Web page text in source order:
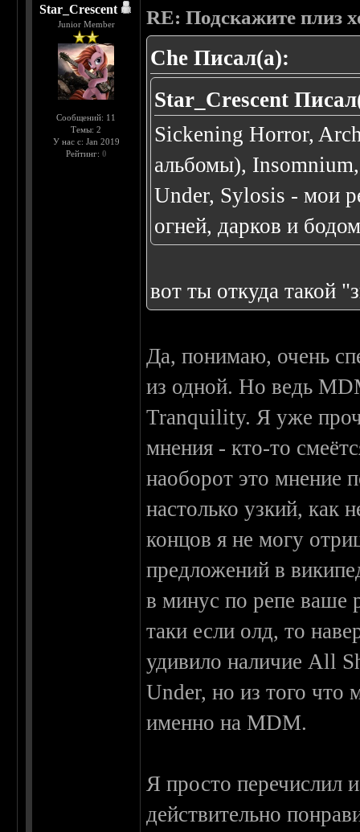
Star_Crescent
Junior Member
Сообщений: 11
Темы: 2
У нас с: Jan 2019
Рейтинг: 0
RE: Подскажите плиз
Che Писал(а):
Star_Crescent
Sickening Horror,
альбомы),
Under, Sylosis - мои
огней, дарков и
вот ты откуда такой
Да, понимаю, очень
из одной. Но ведь
Tranquility. Я уже
мнения - кто-то
наоборот это мнение
настолько узкий, как
концов я не могу
предложений в
в минус по репе ваше
таки если олд, то
удивило наличие All
Under, но из того что
именно на MDM.
Я просто перечислил
действительно